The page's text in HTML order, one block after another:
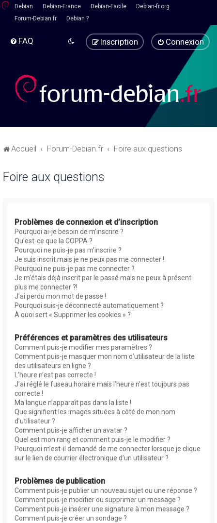
Debian Debian-France Debian-Facile
Debian-fr.org
Forum-Debian.fr
Debian ?
FAQ Connexion
Inscription
Accueil Forum-Debian.fr Foire aux questions
Foire aux questions
Problèmes de connexion et d’inscription
Pourquoi ai-je besoin de m’inscrire ?
Qu’est-ce que la COPPA ?
Pourquoi ne puis-je pas m’inscrire ?
Je suis inscrit mais je ne peux pas me connecter !
Pourquoi ne puis-je pas me connecter ?
Je m’étais déjà inscrit par le passé mais ne peux à présent
plus me connecter ?!
J’ai perdu mon mot de passe !
Pourquoi suis-je déconnecté automatiquement ?
À quoi sert « Supprimer les cookies » ?
Préférences et paramètres des utilisateurs
Comment puis-je modifier mes paramètres ?
Comment puis-je masquer mon nom d’utilisateur de la liste
des utilisateurs en ligne ?
L’heure n’est pas correcte !
J’ai réglé le fuseau horaire mais l’heure n’est toujours pas
correcte !
Ma langue n’apparaît pas dans la liste !
Que signifient les images situées à côté de mon nom
d’utilisateur ?
Comment puis-je afficher un avatar ?
Quel est mon rang et comment puis-je le modifier ?
Pourquoi m’est-il demandé de me connecter lorsque je clique
sur le lien de courrier électronique d’un utilisateur ?
Problèmes de publication
Comment puis-je publier un nouveau sujet ou une réponse ?
Comment puis-je modifier ou supprimer un message ?
Comment puis-je insérer une signature à mon message ?
Comment puis-je créer un sondage ?